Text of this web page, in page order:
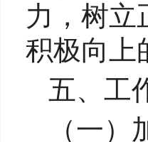
力，树立
积极向上
五、工
（一